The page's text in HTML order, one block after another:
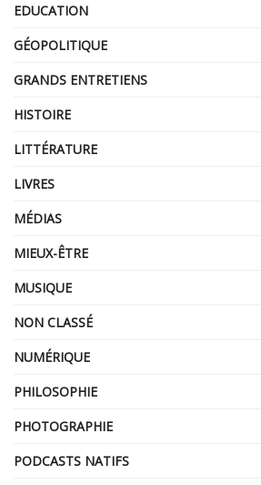
EDUCATION
GÉOPOLITIQUE
GRANDS ENTRETIENS
HISTOIRE
LITTÉRATURE
LIVRES
MÉDIAS
MIEUX-ÊTRE
MUSIQUE
NON CLASSÉ
NUMÉRIQUE
PHILOSOPHIE
PHOTOGRAPHIE
PODCASTS NATIFS